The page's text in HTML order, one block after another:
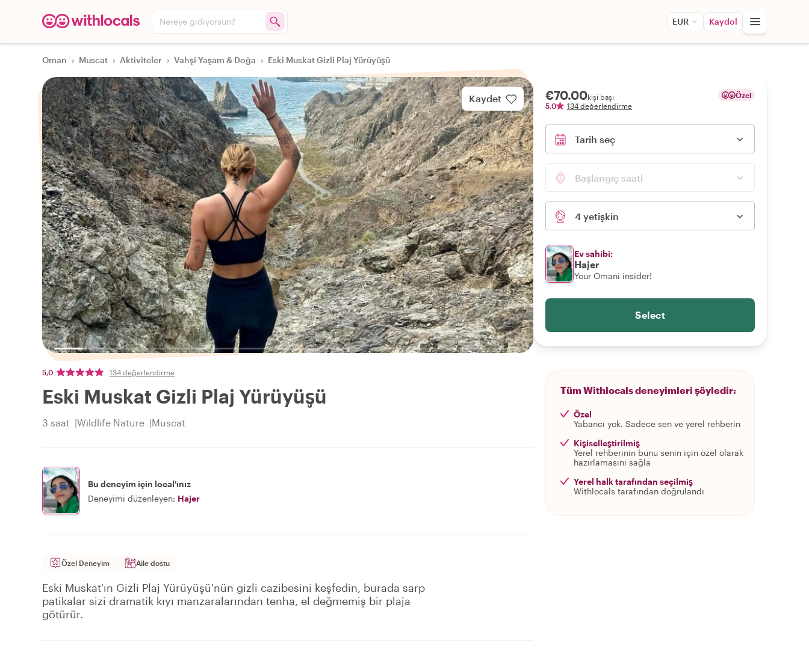
Nereye gidiyorsun? EUR Kaydol
Oman › Muscat › Aktiviteler › Vahşi Yaşam & Doğa › Eski Muskat Gizli Plaj Yürüyüşü
Kaydet
5,0 134 değerlendirme
Eski Muskat Gizli Plaj Yürüyüşü
3 saat Wildlife Nature Muscat
Bu deneyim için local'ınız
Deneyimi düzenleyen: Hajer
Özel Deneyim Aile dostu
Eski Muskat'ın Gizli Plaj Yürüyüşü'nün gizli cazibesini keşfedin, burada sarp
patikalar sizi dramatik kıyı manzaralarından tenha, el değmemiş bir plaja
götürür.
€70.00kişi başı
5,0
134 değerlendirme
Özel
Tarih seç
Başlangıç saati
4 yetişkin
Ev sahibi:
Hajer
Your Omani insider!
Select
Tüm Withlocals deneyimleri şöyledir:
Özel
Yabancı yok. Sadece sen ve yerel rehberin
Kişiselleştirilmiş
Yerel rehberinin bunu senin için özel olarak
hazırlamasını sağla
Yerel halk tarafından seçilmiş
Withlocals tarafından doğrulandı